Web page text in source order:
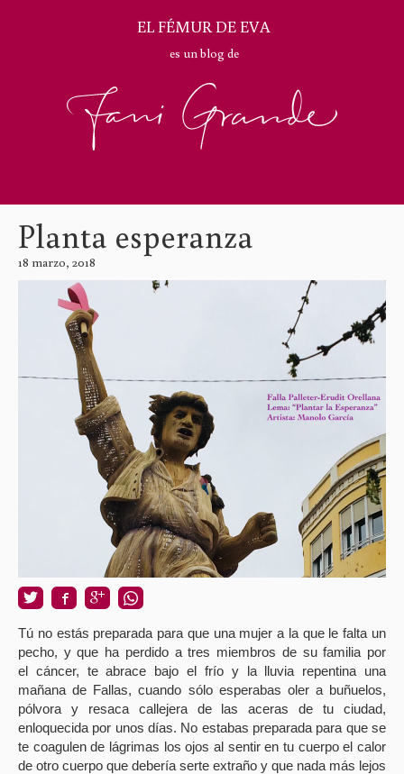
EL FÉMUR DE EVA
es un blog de
Planta esperanza
18 marzo, 2018
Tú no estás preparada para que una mujer a la que le falta un
pecho, y que ha perdido a tres miembros de su familia por
el cáncer, te abrace bajo el frío y la lluvia repentina una
mañana de Fallas, cuando sólo esperabas oler a buñuelos,
pólvora y resaca callejera de las aceras de tu ciudad,
enloquecida por unos días. No estabas preparada para que se
te coagulen de lágrimas los ojos al sentir en tu cuerpo el calor
de otro cuerpo que debería serte extraño y que nada más lejos